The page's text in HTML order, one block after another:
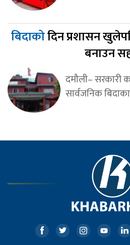
बिदाकोदिन प्रशासन
बनाउन
दमौली– सरकारी
सार्वजनिक